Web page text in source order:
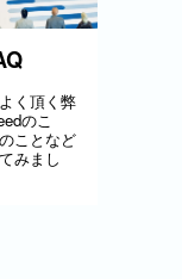
く頂く弊
のこ
ことなど
みまし